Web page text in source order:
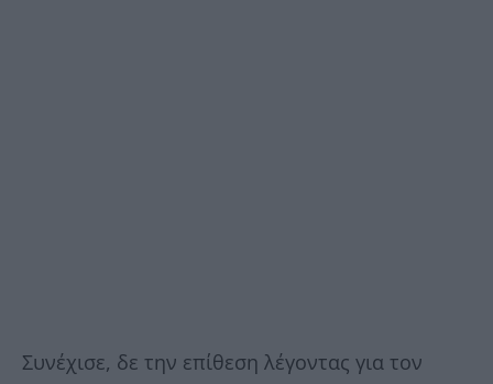
Συνέχισε, δε την επίθεση λέγοντας για τον